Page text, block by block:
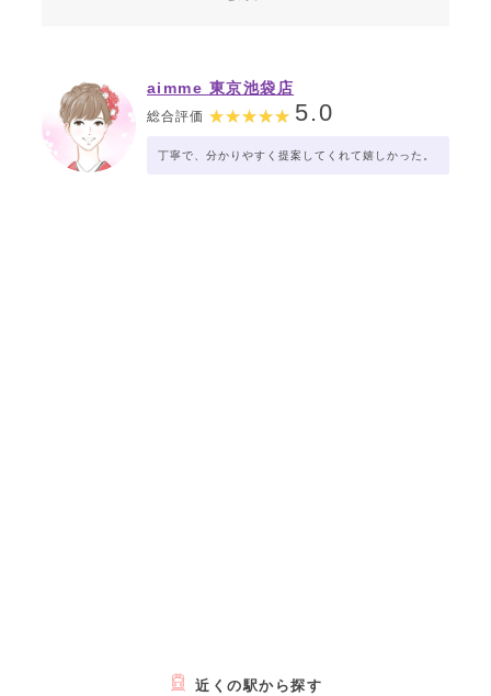
aimme 東京池袋店
総合評価 5.0
丁寧で、分かりやすく提案してくれて嬉しかった。
近くの駅から探す